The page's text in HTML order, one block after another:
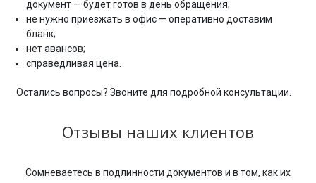
документ — будет готов в день обращения;
не нужно приезжать в офис — оперативно доставим
бланк;
нет авансов;
справедливая цена.
Остались вопросы? Звоните для подробной консультации.
Отзывы наших клиентов
Сомневаетесь в подлинности документов и в том, как их